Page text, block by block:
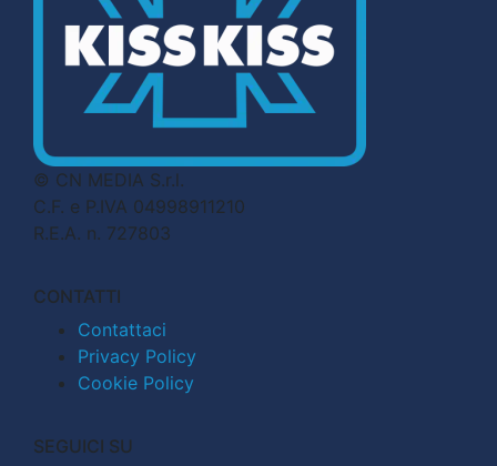
© CN MEDIA S.r.l.
C.F. e P.IVA 04998911210
R.E.A. n. 727803
CONTATTI
Contattaci
Privacy Policy
Cookie Policy
SEGUICI SU